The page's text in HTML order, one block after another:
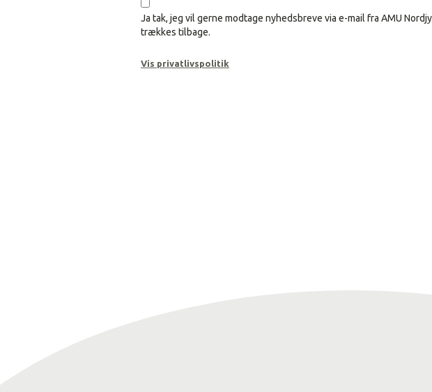
Ja tak, jeg vil gerne modtage nyhedsbreve via e-mail fra AMU
trækkes tilbage.
Vis privatlivspolitik